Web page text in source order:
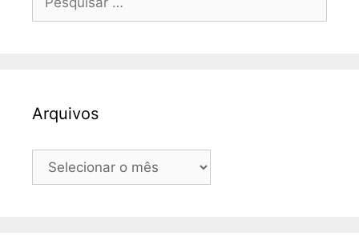
por:
Arquivos
Arquivos